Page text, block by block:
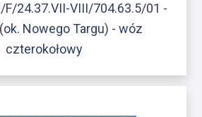
F/24.37.VII-VIII/704.63.5/01 -
Nowego Targu) - wóz
czterokołowy